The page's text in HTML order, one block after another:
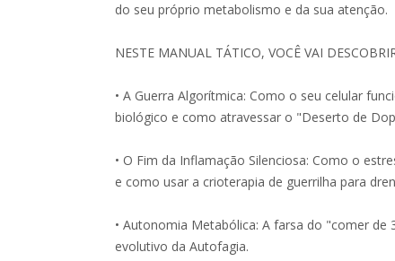
do seu próprio metabolismo e da sua atenção.
NESTE MANUAL TÁTICO, VOCÊ VAI
• A Guerra Algorítmica: Como o seu celular
biológico e como atravessar o "Deserto de
• O Fim da Inflamação Silenciosa: Como o
e como usar a crioterapia de guerrilha para
• Autonomia Metabólica: A farsa do "comer
evolutivo da Autofagia.